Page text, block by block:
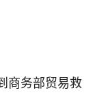
务部贸易救